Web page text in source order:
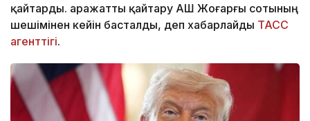
қайтарды. Қаражатты қайтару АҚШ Жоғарғы сотының
шешімінен кейін басталды, деп хабарлайды ТАСС
агенттігі.